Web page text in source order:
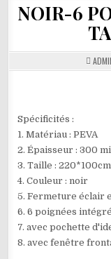
NOIR-6
Spécificités :
1. Matériau : PEVA
2. Épaisseur : 300
3. Taille : 220*100cm
4. Couleur : noir
5. Fermeture éclair
6. 6 poignées
7. avec pochette
8. avec fenêtre